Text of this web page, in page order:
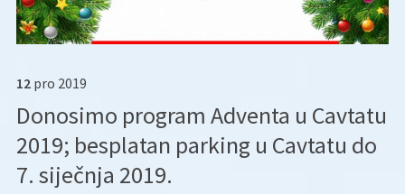
12 pro 2019
Donosimo program Adventa u Cavtatu
2019; besplatan parking u Cavtatu do
7. siječnja 2019.